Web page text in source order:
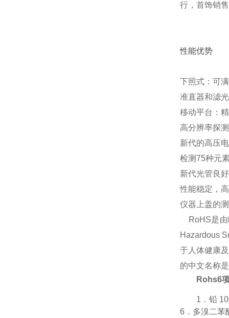
行，首饰销
性能优势
下照式：可
准直器和滤
移动平台：
高分辨率探
新代的高压
检测75种元
新代光管良
性能稳定，
仪器上盖的
RoHS是由
Hazardous
于人体健康
的中文名称
Rohs6
1．铅
6．多溴二苯